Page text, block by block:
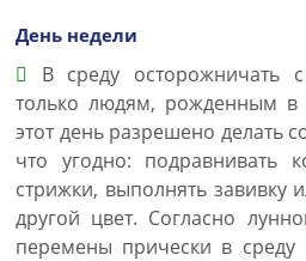
День недели
В среду осторожничать
только людям, рожденным в
этот день разрешено делать
что угодно: подравнивать
стрижки, выполнять завивку
другой цвет. Согласно
перемены прически в среду